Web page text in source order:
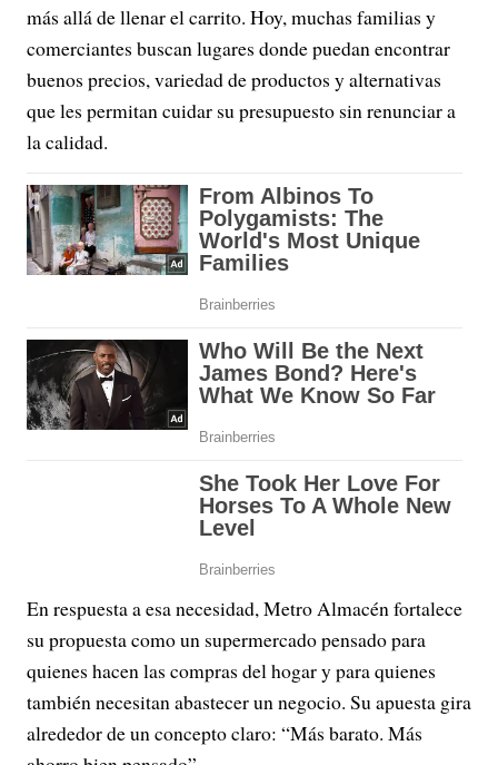
más allá de llenar el carrito. Hoy, muchas familias y
comerciantes buscan lugares donde puedan encontrar
buenos precios, variedad de productos y alternativas
que les permitan cuidar su presupuesto sin renunciar a
la calidad.
En respuesta a esa necesidad, Metro Almacén fortalece
su propuesta como un supermercado pensado para
quienes hacen las compras del hogar y para quienes
también necesitan abastecer un negocio. Su apuesta gira
alrededor de un concepto claro: “Más barato. Más